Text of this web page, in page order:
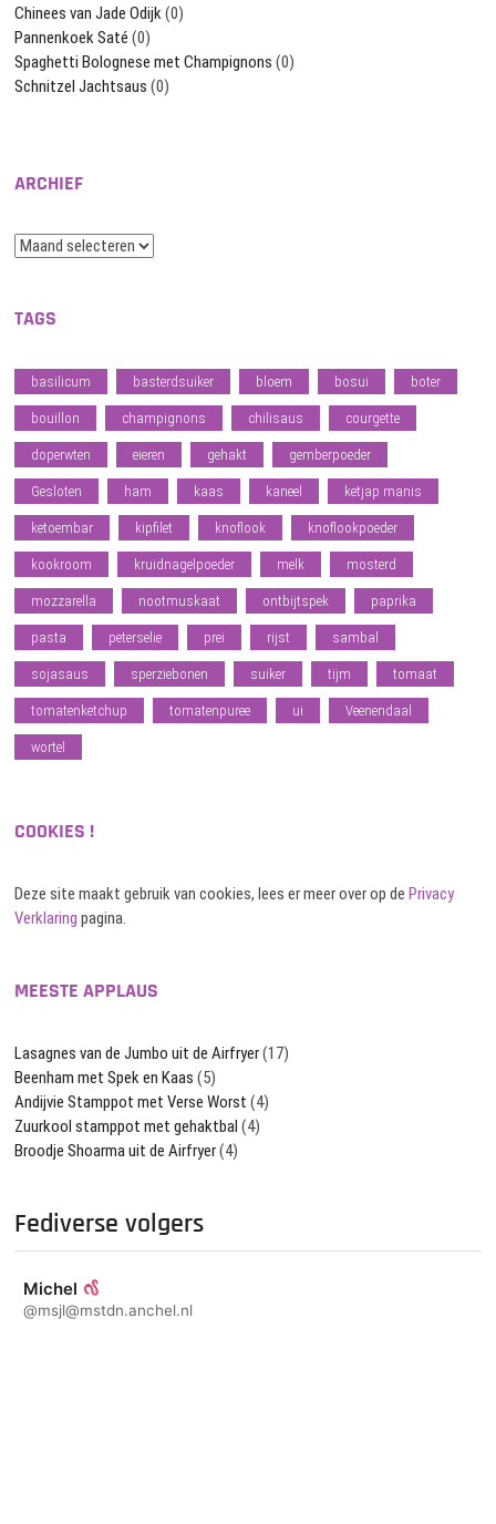
Chinees van Jade Odijk(0)
Pannenkoek Saté (0)
Spaghetti Bolognese met Champignons (0)
Schnitzel Jachtsaus (0)
ARCHIEF
Archief
TAGS
basilicum basterdsuiker bloem bosui boter
bouillon champignons chilisaus courgette
doperwten eieren gehakt gemberpoeder
Gesloten ham kaas kaneel ketjap manis
ketoembar kipfilet knoflook knoflookpoeder
kookroom kruidnagelpoeder melk mosterd
mozzarella nootmuskaat ontbijtspek paprika
pasta peterselie prei rijst sambal
sojasaus sperziebonen suiker tijm tomaat
tomatenketchup tomatenpuree ui Veenendaal
wortel
COOKIES !
Deze site maakt gebruik van cookies, lees er meer over op dePrivacy
Verklaring pagina.
MEESTE APPLAUS
Lasagnes van de Jumbo uit de Airfryer(17)
Beenham met Spek en Kaas (5)
Andijvie Stamppot met Verse Worst (4)
Zuurkool stamppot met gehaktbal (4)
Broodje Shoarma uit de Airfryer(4)
Fediverse volgers
Michel
@msjl@mstdn.anchel.nl